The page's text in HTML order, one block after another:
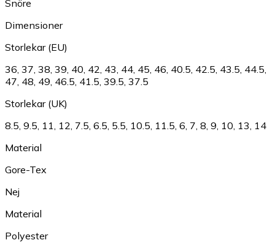
Snöre
Dimensioner
Storlekar (EU)
36, 37, 38, 39, 40, 42, 43, 44, 45, 46, 40.5, 42.5, 43.5, 44.5,
47, 48, 49, 46.5, 41.5, 39.5, 37.5
Storlekar (UK)
8.5, 9.5, 11, 12, 7.5, 6.5, 5.5, 10.5, 11.5, 6, 7, 8, 9, 10, 13, 14
Material
Gore-Tex
Nej
Material
Polyester